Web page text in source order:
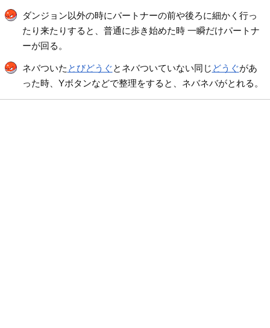
ダンジョン以外の時にパートナーの前や後ろに細かく行っ
たり来たりすると、普通に歩き始めた時 一瞬だけパートナ
ーが回る。
ネバついた とびどうぐとネバついていない同じ どうぐがあ
った時、Yボタンなどで整理をすると、ネバネバがとれる。